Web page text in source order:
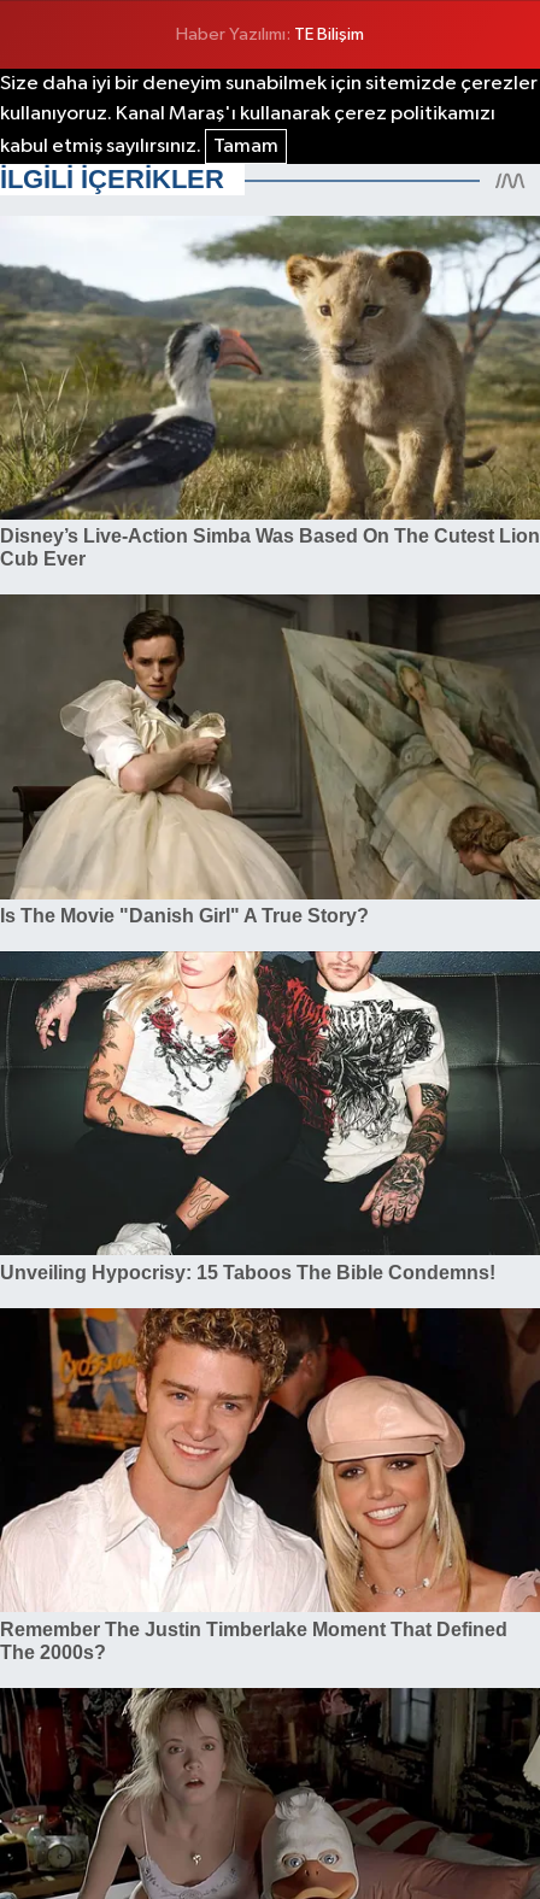
Haber Yazılımı: TE Bilişim
Size daha iyi bir deneyim sunabilmek için sitemizde çerezler
kullanıyoruz. Kanal Maraş'ı kullanarak çerez politikamızı
kabul etmiş sayılırsınız.
Tamam